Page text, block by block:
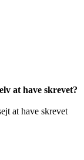
at have skrevet?
at have skrevet